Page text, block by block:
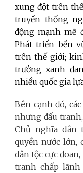
xung đột trên
truyền thống
động mạnh mẽ
Phát triển bền
trên thế giới;
trưởng xanh
nhiều quốc gia
Bên cạnh đó,
nhưng đấu
Chủ nghĩa dân
quyền nước lớn,
dân tộc cực
tranh chấp